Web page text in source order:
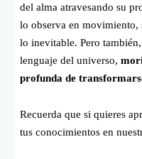
del alma atravesando su
lo observa en movimiento,
lo inevitable. Pero
lenguaje del universo,
profunda de
Recuerda que si quieres
tus conocimientos en